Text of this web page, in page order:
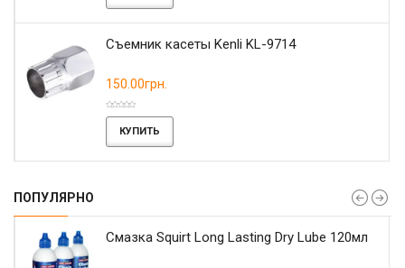
Съемник касеты Kenli KL-9714
150.00грн.
КУПИТЬ
ПОПУЛЯРНО
Смазка Squirt Long Lasting Dry Lube 120мл